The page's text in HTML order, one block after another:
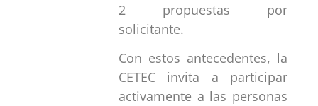
2 propuestas por
solicitante.
Con estos antecedentes, la
CETEC invita a participar
activamente a las personas